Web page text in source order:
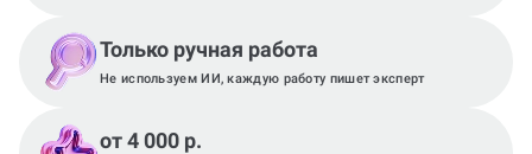
Только ручная работа
Не используем ИИ, каждую работу пишет эксперт
от 4 000 р.